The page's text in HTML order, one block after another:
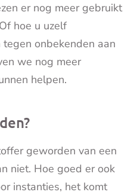
er nog meer gebruikt
hoe u uzelf
onbekenden aan
we nog meer
helpen.
geworden van een
niet. Hoe goed er ook
instanties, het komt